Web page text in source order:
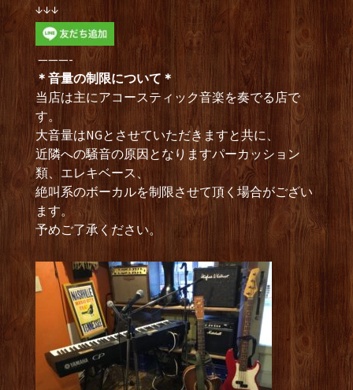
↓↓↓
———-
＊音量の制限について＊
当店は主にアコースティック音楽を奏でる店で
す。
大音量はNGとさせていただきますと共に、
近隣への騒音の原因となりますパーカッション
類、エレキベース、
絶叫系のボーカルを制限させて頂く場合がござい
ます。
予めご了承ください。